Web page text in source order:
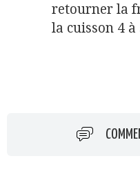
retourner la
la cuisson 4